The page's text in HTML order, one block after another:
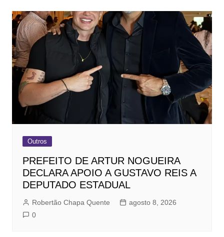
Outros
PREFEITO DE ARTUR NOGUEIRA
DECLARA APOIO A GUSTAVO REIS A
DEPUTADO ESTADUAL
Robertão Chapa Quente
agosto 8, 2026
0